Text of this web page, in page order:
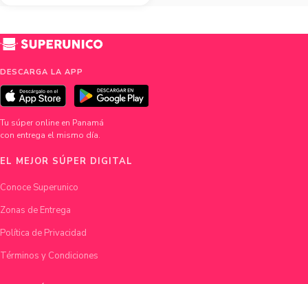
DESCARGA LA APP
Tu súper online en Panamá
con entrega el mismo día.
EL MEJOR SÚPER DIGITAL
Conoce Superunico
Zonas de Entrega
Política de Privacidad
Términos y Condiciones